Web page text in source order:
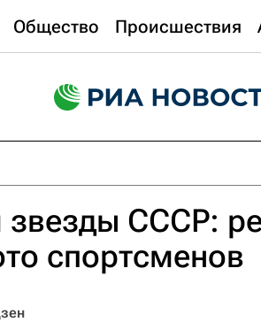
Общество Происшествия
звезды СССР:
спортсменов